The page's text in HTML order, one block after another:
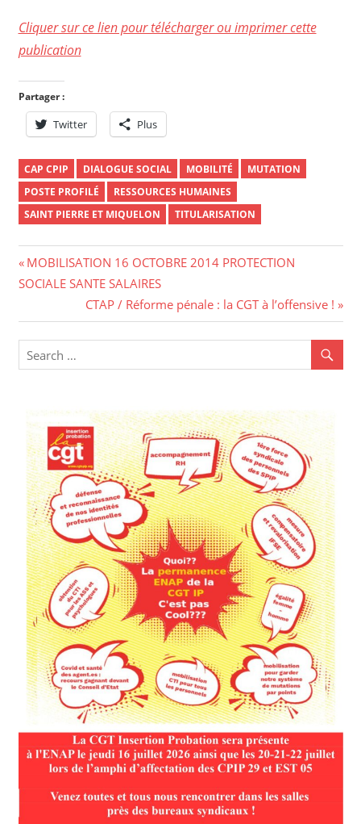
Cliquer sur ce lien pour télécharger ou imprimer cette
publication
Partager :
Twitter Plus
CAP CPIP DIALOGUE SOCIAL MOBILITÉ
MUTATION
POSTE PROFILÉ
RESSOURCES HUMAINES
SAINT PIERRE ET MIQUELON
TITULARISATION
Navigation
de
l’article
Previous
Post:
MOBILISATION 16 OCTOBRE 2014 PROTECTION
SOCIALE SANTE SALAIRES
Next
Post:
CTAP / Réforme pénale : la CGT à l’offensive !